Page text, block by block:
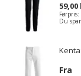
59,00
Førpris:
Du
Fra